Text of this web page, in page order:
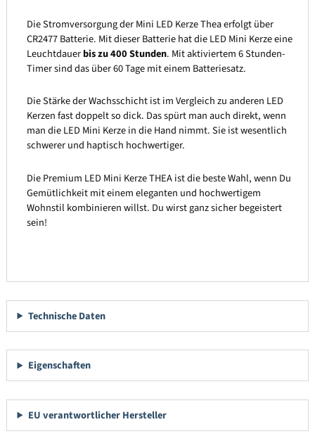
Die Stromversorgung der Mini LED Kerze Thea erfolgt über
CR2477 Batterie. Mit dieser Batterie hat die LED Mini Kerze eine
Leuchtdauerbis zu 400 Stunden. Mit aktiviertem 6 Stunden-
Timer sind das über 60 Tage mit einem Batteriesatz.
Die Stärke der Wachsschicht ist im Vergleich zu anderen LED
Kerzen fast doppelt so dick. Das spürt man auch direkt, wenn
man die LED Mini Kerze in die Hand nimmt. Sie ist wesentlich
schwerer und haptisch hochwertiger.
Die Premium LED Mini Kerze THEA ist die beste Wahl, wenn Du
Gemütlichkeit mit einem eleganten und hochwertigem
Wohnstil kombinieren willst. Du wirst ganz sicher begeistert
sein!
Technische Daten
Eigenschaften
EU verantwortlicher Hersteller